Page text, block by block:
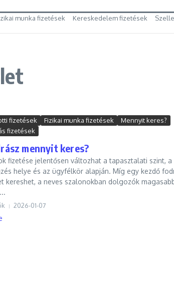
munka fizetések Kereskedelem fizetések
fizetések Fizikai munka fizetések
Mennyit keres?
fizetések
mennyit keres?
fizetése jelentősen változhat a tapasztalati szint, a
helye és az ügyfélkör alapján. Míg egy kezdő
kereshet, a neves szalonokban dolgozók
2026-01-07